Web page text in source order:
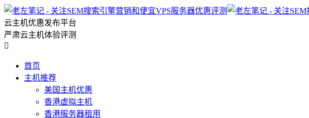
云主机优惠发布平台
严肃云主机体验评测

首页
主机推荐
美国主机优惠
香港虚拟主机
香港服务器租用